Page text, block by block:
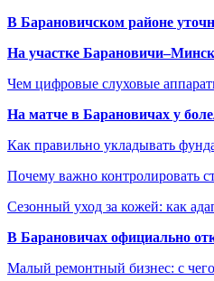
В Барановичском районе
На участке
Чем цифровые слуховые
На матче в Барановичах у
Как правильно укладывать
Почему важно контролировать
Сезонный уход за кожей: как
В Барановичах официально
Малый ремонтный бизнес: с